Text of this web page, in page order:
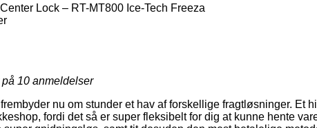
Lock – RT-MT800 Ice-Tech Freeza
10 anmeldelser
nu om stunder et hav af forskellige fragtløsninger. Et
fordi det så er super fleksibelt for dig at kunne hente